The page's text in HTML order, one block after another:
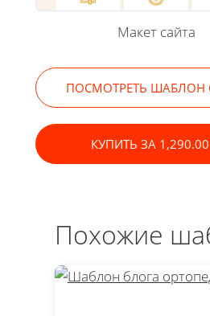
Макет сайта
ПОСМОТРЕТЬ ШАБЛОН
КУПИТЬ ЗА 1,290.00
Похожие